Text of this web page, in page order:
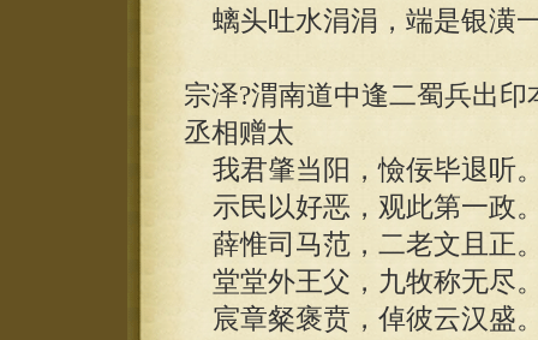
螭头吐水涓涓，端是银潢
宗泽?渭南道中逢二蜀兵出
丞相赠太
我君肇当阳，憸佞毕退听
示民以好恶，观此第一政
薛惟司马范，二老文且正
堂堂外王父，九牧称无尽
宸章粲褒贲，倬彼云汉盛